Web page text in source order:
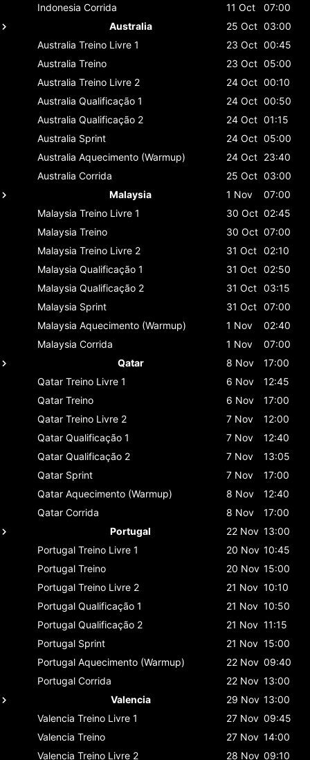
Indonesia Corrida 11 Oct
07:00
Australia
25 Oct 03:00
Australia Treino Livre 1 23 Oct 00:45
Australia Treino 23 Oct 05:00
Australia Treino Livre 2 24 Oct 00:10
Australia Qualificação 1 24 Oct 00:50
Australia Qualificação 2 24 Oct 01:15
Australia Sprint 24 Oct 05:00
Australia Aquecimento (Warmup) 24 Oct 23:40
Australia Corrida 25 Oct 03:00
Malaysia
1 Nov
07:00
Malaysia Treino Livre 1 30 Oct 02:45
Malaysia Treino 30 Oct 07:00
Malaysia Treino Livre 2 31 Oct 02:10
Malaysia Qualificação 1 31 Oct 02:50
Malaysia Qualificação 2 31 Oct 03:15
Malaysia Sprint 31 Oct 07:00
Malaysia Aquecimento (Warmup) 1 Nov
02:40
Malaysia Corrida 1 Nov
07:00
Qatar
8 Nov
17:00
Qatar Treino Livre 1 6 Nov
12:45
Qatar Treino 6 Nov
17:00
Qatar Treino Livre 2 7 Nov
12:00
Qatar Qualificação 1 7 Nov
12:40
Qatar Qualificação 2 7 Nov
13:05
Qatar Sprint 7 Nov
17:00
Qatar Aquecimento (Warmup) 8 Nov
12:40
Qatar Corrida 8 Nov
17:00
Portugal
22 Nov 13:00
Portugal Treino Livre 1 20 Nov 10:45
Portugal Treino 20 Nov 15:00
Portugal Treino Livre 2 21 Nov 10:10
Portugal Qualificação 1 21 Nov 10:50
Portugal Qualificação 2 21 Nov 11:15
Portugal Sprint 21 Nov 15:00
Portugal Aquecimento (Warmup) 22 Nov 09:40
Portugal Corrida 22 Nov 13:00
Valencia
29 Nov 13:00
Valencia Treino Livre 1 27 Nov 09:45
Valencia Treino 27 Nov 14:00
Valencia Treino Livre 2 28 Nov 09:10